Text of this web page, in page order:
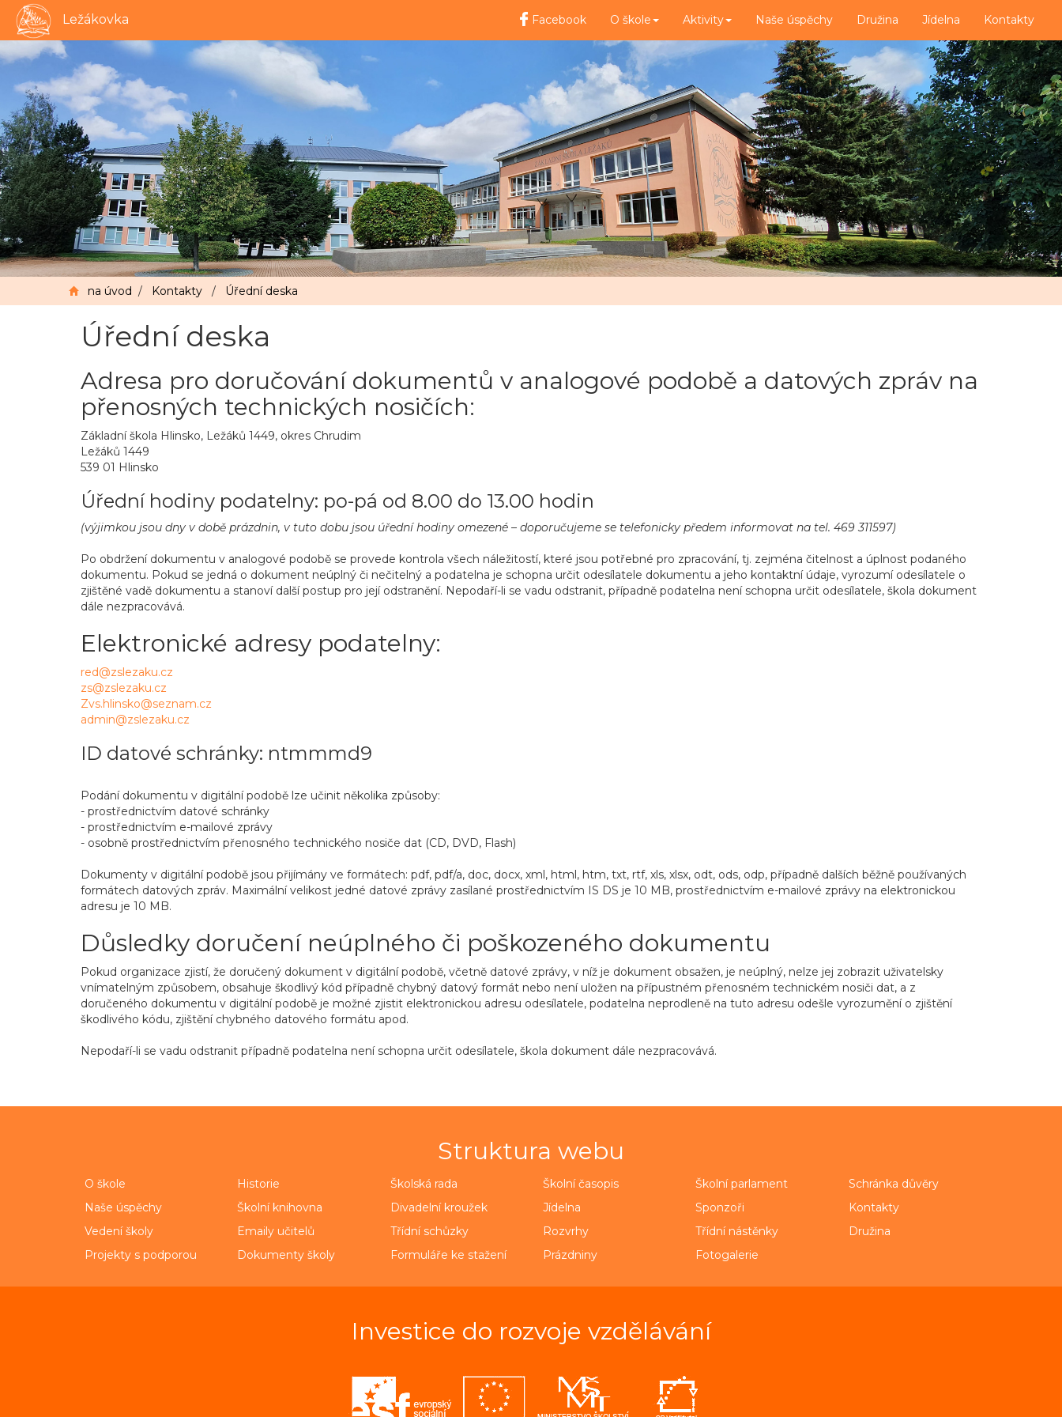
Ležákovka Facebook O škole Aktivity Naše úspěchy Družina Jídelna Kontakty
na úvod / Kontakty / Úřední deska
Úřední deska
Adresa pro doručování dokumentů v analogové podobě a datových zpráv na
přenosných technických nosičích:
Základní škola Hlinsko, Ležáků 1449, okres Chrudim
Ležáků 1449
539 01 Hlinsko
Úřední hodiny podatelny: po-pá od 8.00 do 13.00 hodin
(výjimkou jsou dny v době prázdnin, v tuto dobu jsou úřední hodiny omezené – doporučujeme se telefonicky předem informovat na tel. 469 311597)
Po obdržení dokumentu v analogové podobě se provede kontrola všech náležitostí, které jsou potřebné pro zpracování, tj. zejména čitelnost a úplnost podaného
dokumentu. Pokud se jedná o dokument neúplný či nečitelný a podatelna je schopna určit odesílatele dokumentu a jeho kontaktní údaje, vyrozumí odesílatele o
zjištěné vadě dokumentu a stanoví další postup pro její odstranění. Nepodaří-li se vadu odstranit, případně podatelna není schopna určit odesílatele, škola dokument
dále nezpracovává.
Elektronické adresy podatelny:
red@zslezaku.cz
zs@zslezaku.cz
Zvs.hlinsko@seznam.cz
admin@zslezaku.cz
ID datové schránky: ntmmmd9
Podání dokumentu v digitální podobě lze učinit několika způsoby:
- prostřednictvím datové schránky
- prostřednictvím e-mailové zprávy
- osobně prostřednictvím přenosného technického nosiče dat (CD, DVD, Flash)
Dokumenty v digitální podobě jsou přijímány ve formátech: pdf, pdf/a, doc, docx, xml, html, htm, txt, rtf, xls, xlsx, odt, ods, odp, případně dalších běžně používaných
formátech datových zpráv. Maximální velikost jedné datové zprávy zasílané prostřednictvím IS DS je 10 MB, prostřednictvím e-mailové zprávy na elektronickou
adresu je 10 MB.
Důsledky doručení neúplného či poškozeného dokumentu
Pokud organizace zjistí, že doručený dokument v digitální podobě, včetně datové zprávy, v níž je dokument obsažen, je neúplný, nelze jej zobrazit uživatelsky
vnímatelným způsobem, obsahuje škodlivý kód případně chybný datový formát nebo není uložen na přípustném přenosném technickém nosiči dat, a z
doručeného dokumentu v digitální podobě je možné zjistit elektronickou adresu odesílatele, podatelna neprodleně na tuto adresu odešle vyrozumění o zjištění
škodlivého kódu, zjištění chybného datového formátu apod.
Nepodaří-li se vadu odstranit případně podatelna není schopna určit odesílatele, škola dokument dále nezpracovává.
Struktura webu
O škole Historie Školská rada Školní časopis Školní parlament
Schránka důvěry
Naše úspěchy
Školní knihovna Divadelní kroužek Jídelna Sponzoři
Kontakty
Vedení školy
Emaily učitelů Třídní schůzky Rozvrhy Třídní nástěnky
Družina
Projekty s podporou
Dokumenty školy Formuláře ke stažení Prázdniny Fotogalerie
Investice do rozvoje vzdělávání